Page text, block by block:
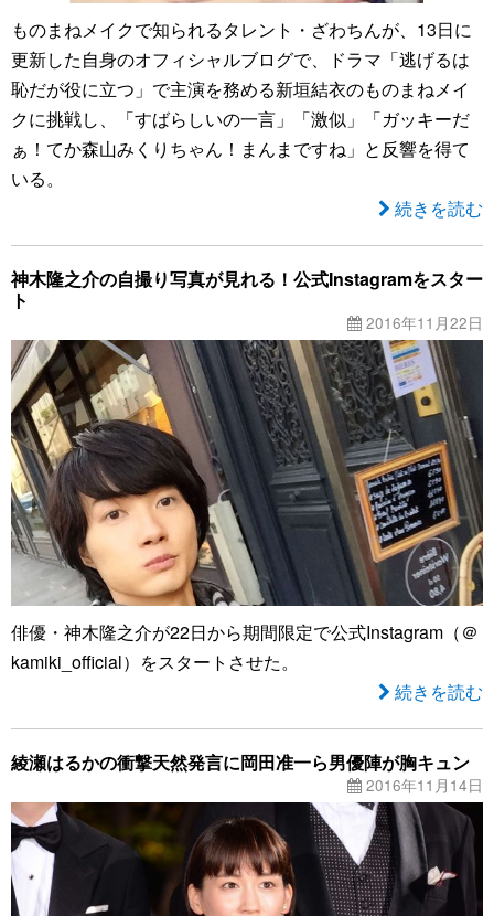
ものまねメイクで知られるタレント・ざわちんが、13日に
更新した自身のオフィシャルブログで、ドラマ「逃げるは
恥だが役に立つ」で主演を務める新垣結衣のものまねメイ
クに挑戦し、「すばらしいの一言」「激似」「ガッキーだ
ぁ！てか森山みくりちゃん！まんまですね」と反響を得て
いる。
続きを読む
神木隆之介の自撮り写真が見れる！公式Instagramをスター
ト
2016年11月22日
俳優・神木隆之介が22日から期間限定で公式Instagram（＠
kamiki_official）をスタートさせた。
続きを読む
綾瀬はるかの衝撃天然発言に岡田准一ら男優陣が胸キュン
2016年11月14日